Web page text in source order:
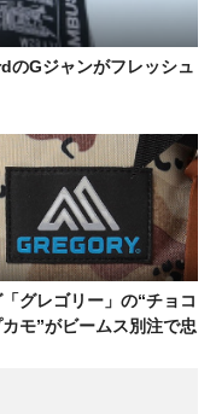
のGジャンがフレッシュ
グレゴリー」の“チョコ
モ”がビームス別注で忠